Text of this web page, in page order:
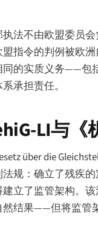
法不由欧盟委员
指令的判例被欧
的实质义务——包
承担责任。
LI与《
über die
规：确立了残疾
立了监管架构。
结果——但将监管